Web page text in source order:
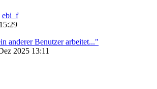
ebi_f
anderer Benutzer arbeitet..."
2025 13:11